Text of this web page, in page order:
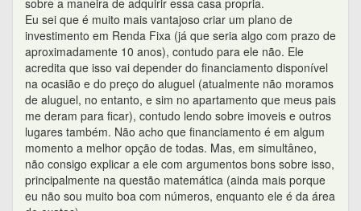
Eu sei que é muito mais vantajoso criar um plano de
investimento em Renda Fixa (já que seria algo com prazo de
aproximadamente 10 anos), contudo para ele não. Ele
acredita que isso vai depender do financiamento disponível
na ocasião e do preço do aluguel (atualmente não moramos
de aluguel, no entanto, e sim no apartamento que meus pais
me deram para ficar), contudo lendo sobre imoveis e outros
lugares também. Não acho que financiamento é em algum
momento a melhor opção de todas. Mas, em simultâneo,
não consigo explicar a ele com argumentos bons sobre isso,
principalmente na questão matemática (ainda mais porque
eu não sou muito boa com números, enquanto ele é da área